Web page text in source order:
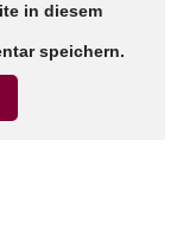
in diesem
speichern.